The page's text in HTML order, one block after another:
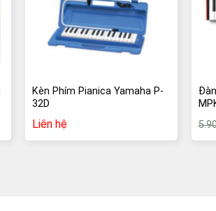
Kèn Phím Pianica Yamaha P-
32D
Liên hệ